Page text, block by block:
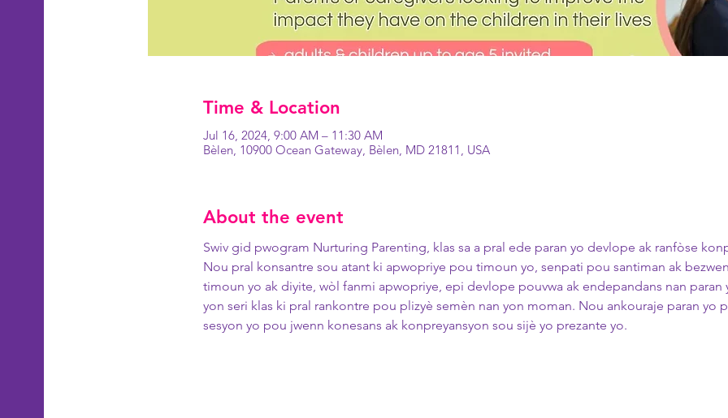
Time & Location
Jul 16, 2024, 9:00 AM – 11:30 AM
Bèlen, 10900 Ocean Gateway, Bèlen, MD 21811, USA
About the event
Swiv gid pwogram Nurturing Parenting, klas sa a pral ede paran yo devlope ak ranfòse
Nou pral konsantre sou atant ki apwopriye pou timoun yo, senpati pou santiman ak
timoun yo ak diyite, wòl fanmi apwopriye, epi devlope pouvwa ak endepandans nan paran
yon seri klas ki pral rankontre pou plizyè semèn nan yon moman. Nou ankouraje paran
sesyon yo pou jwenn konesans ak konpreyansyon sou sijè yo prezante yo.